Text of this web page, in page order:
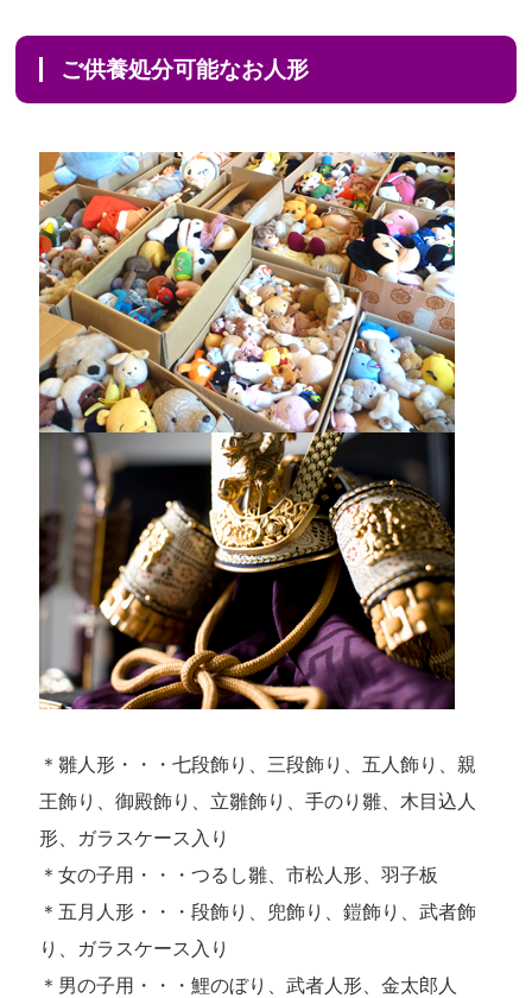
ご供養処分可能なお人形
＊雛人形・・・七段飾り、三段飾り、五人飾り、親
王飾り、御殿飾り、立雛飾り、手のり雛、木目込人
形、ガラスケース入り
＊女の子用・・・つるし雛、市松人形、羽子板
＊五月人形・・・段飾り、兜飾り、鎧飾り、武者飾
り、ガラスケース入り
＊男の子用・・・鯉のぼり、武者人形、金太郎人